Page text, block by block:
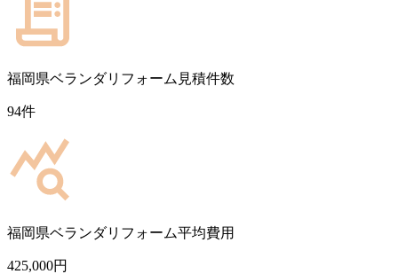
福岡県ベランダリフォーム見積件数
94件
福岡県ベランダリフォーム平均費用
425,000円